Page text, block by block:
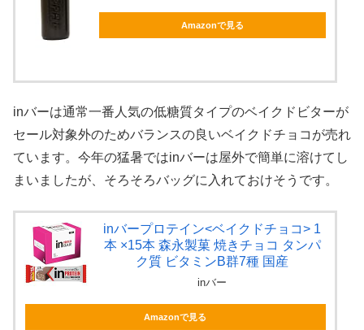
Amazonで見る
inバーは通常一番人気の低糖質タイプのベイクドビターが
セール対象外のためバランスの良いベイクドチョコが売れ
ています。今年の猛暑ではinバーは屋外で簡単に溶けてし
まいましたが、そろそろバッグに入れておけそうです。
inバープロテイン<ベイクドチョコ> 1
本 ×15本 森永製菓 焼きチョコ タンパ
ク質 ビタミンB群7種 国産
inバー
Amazonで見る